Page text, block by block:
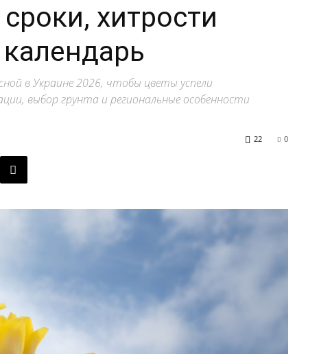
хитрости
в Украине 2026, чтобы цветы успели
выбор грунта и региональные особенности
0
22